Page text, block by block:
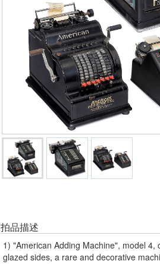
拍品描述
1) "American Adding Machine", model
glazed sides, a rare and decorative